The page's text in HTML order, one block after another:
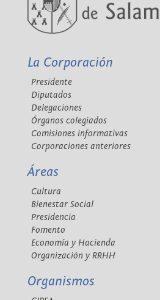
La Corporación
Presidente
Diputados
Delegaciones
Órganos colegiados
Comisiones informativas
Corporaciones anteriores
Áreas
Cultura
Bienestar Social
Presidencia
Fomento
Economía y Hacienda
Organización y RRHH
Organismos